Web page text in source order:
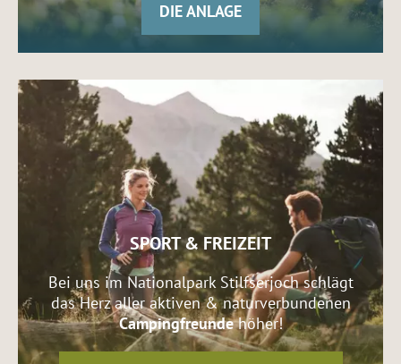
DIE ANLAGE
SPORT & FREIZEIT
Bei uns im Nationalpark Stilfserjoch schlägt
das Herz aller aktiven & naturverbundenen
Campingfreundehöher!